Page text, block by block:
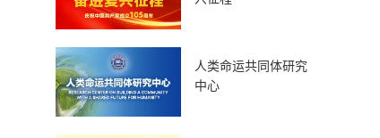
人类命运共同体研究
中心